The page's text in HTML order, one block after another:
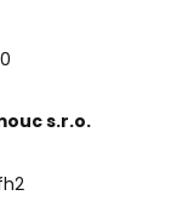
s.r.o.